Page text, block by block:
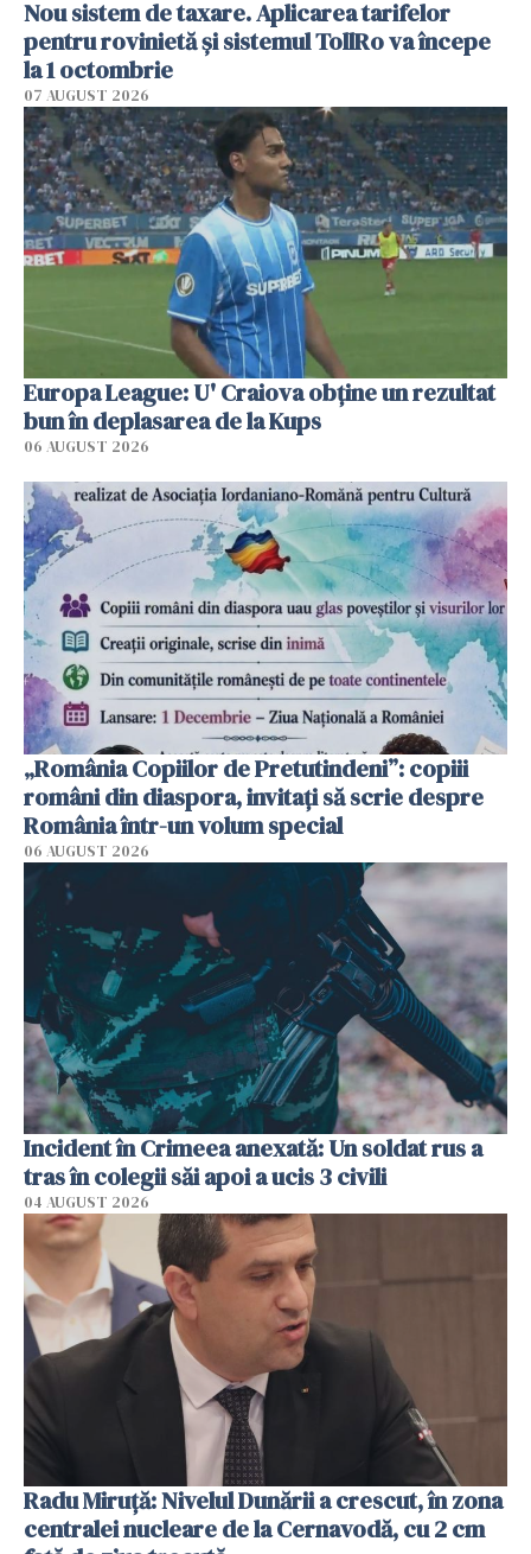
Nou sistem de taxare. Aplicarea tarifelor
pentru rovinietă şi sistemul TollRo va începe
la 1 octombrie
07 AUGUST 2026
Europa League: U' Craiova obține un rezultat
bun în deplasarea de la Kups
06 AUGUST 2026
„România Copiilor de Pretutindeni”: copiii
români din diaspora, invitați să scrie despre
România într-un volum special
06 AUGUST 2026
Incident în Crimeea anexată: Un soldat rus a
tras în colegii săi apoi a ucis 3 civili
04 AUGUST 2026
Radu Miruţă: Nivelul Dunării a crescut, în zona
centralei nucleare de la Cernavodă, cu 2 cm